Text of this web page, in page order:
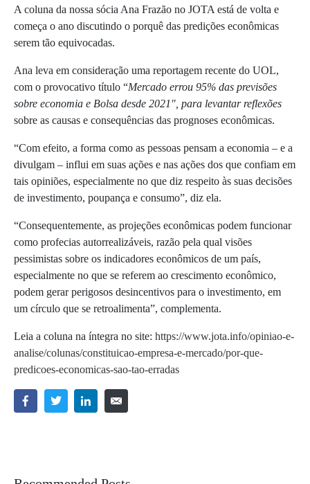
A coluna da nossa sócia Ana Frazão no JOTA está de volta e
começa o ano discutindo o porquê das predições econômicas
serem tão equivocadas.
Ana leva em consideração uma reportagem recente do UOL,
com o provocativo título “Mercado errou 95% das previsões
sobre economia e Bolsa desde 2021″, para levantar reflexões
sobre as causas e consequências das prognoses econômicas.
“Com efeito, a forma como as pessoas pensam a economia – e a
divulgam – influi em suas ações e nas ações dos que confiam em
tais opiniões, especialmente no que diz respeito às suas decisões
de investimento, poupança e consumo”, diz ela.
“Consequentemente, as projeções econômicas podem funcionar
como profecias autorrealizáveis, razão pela qual visões
pessimistas sobre os indicadores econômicos de um país,
especialmente no que se referem ao crescimento econômico,
podem gerar perigosos desincentivos para o investimento, em
um círculo que se retroalimenta”, complementa.
Leia a coluna na íntegra no site: https://www.jota.info/opiniao-e-
analise/colunas/constituicao-empresa-e-mercado/por-que-
predicoes-economicas-sao-tao-erradas